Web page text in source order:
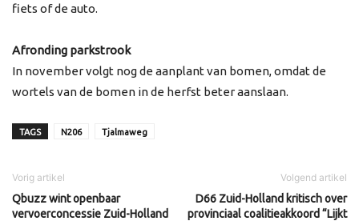
fiets of de auto.
Afronding parkstrook
In november volgt nog de aanplant van bomen, omdat de
wortels van de bomen in de herfst beter aanslaan.
TAGS N206 Tjalmaweg
Vorig artikel
Qbuzz wint openbaar
vervoerconcessie Zuid-Holland
Volgend artikel
D66 Zuid-Holland kritisch over
provinciaal coalitieakkoord “Lijkt